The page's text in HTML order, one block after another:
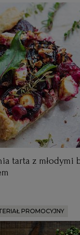
tarta z młodymi
PROMOCYJNY